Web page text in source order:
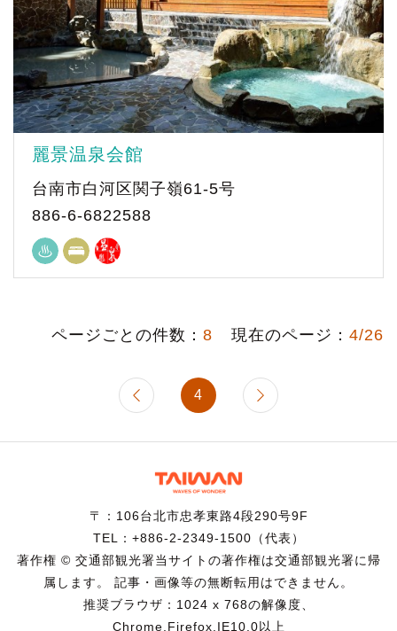
麗景温泉会館
台南市白河区関子嶺61-5号
886-6-6822588
ページごとの件数： 8 現在のページ： 4/26
4
〒：106台北市忠孝東路4段290号9F
TEL：+886-2-2349-1500（代表）
著作権 © 交通部観光署当サイトの著作権は交通部観光署に帰
属します。 記事・画像等の無断転用はできません。
推奨ブラウザ：1024 x 768の解像度、
Chrome,Firefox,IE10.0以上